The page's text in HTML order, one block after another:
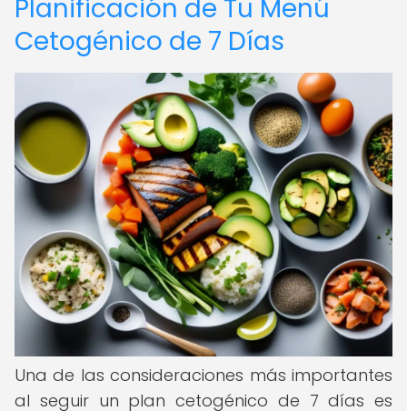
Planificación de Tu Menú
Cetogénico de 7 Días
Una de las consideraciones más importantes
al seguir un plan cetogénico de 7 días es